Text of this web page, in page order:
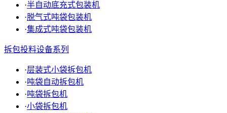
·半自动底充式包装机
·脱气式吨袋包装机
·集成式吨袋包装机
拆包投料设备系列
·层装式小袋拆包机
·吨袋自动拆包机
·吨袋拆包机
·小袋拆包机